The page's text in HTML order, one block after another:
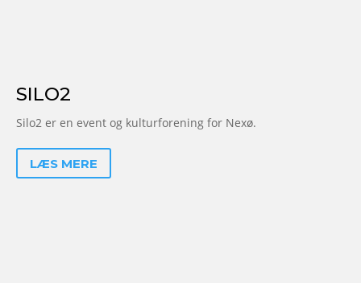
SILO2
Silo2 er en event og kulturforening for Nexø.
LÆS MERE